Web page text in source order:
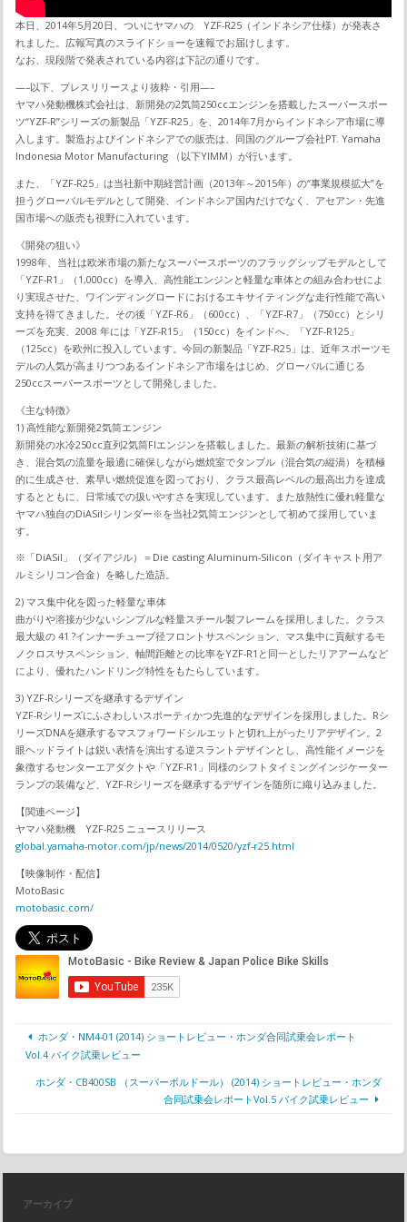
本日、2014年5月20日、ついにヤマハの YZF-R25（インドネシア仕様）が発表さ
れました。広報写真のスライドショーを速報でお届けします。
なお、現段階で発表されている内容は下記の通りです。
—–以下、プレスリリースより抜粋・引用—–
ヤマハ発動機株式会社は、新開発の2気筒250ccエンジンを搭載したスーパースポー
ツ“YZF-R”シリーズの新製品「YZF-R25」を、2014年7月からインドネシア市場に導
入します。製造およびインドネシアでの販売は、同国のグループ会社PT. Yamaha
Indonesia Motor Manufacturing （以下YIMM）が行います。
また、「YZF-R25」は当社新中期経営計画（2013年～2015年）の“事業規模拡大”を
担うグローバルモデルとして開発、インドネシア国内だけでなく、アセアン・先進
国市場への販売も視野に入れています。
《開発の狙い》
1998年、当社は欧米市場の新たなスーパースポーツのフラッグシップモデルとして
「YZF-R1」（1,000cc）を導入、高性能エンジンと軽量な車体との組み合わせによ
り実現させた、ワインディングロードにおけるエキサイティングな走行性能で高い
支持を得てきました。その後「YZF-R6」（600cc）、「YZF-R7」（750cc）とシリ
ーズを充実、2008 年には「YZF-R15」（150cc）をインドへ、「YZF-R125」
（125cc）を欧州に投入しています。今回の新製品「YZF-R25」は、近年スポーツモ
デルの人気が高まりつつあるインドネシア市場をはじめ、グローバルに通じる
250ccスーパースポーツとして開発しました。
《主な特徴》
1) 高性能な新開発2気筒エンジン
新開発の水冷250cc直列2気筒FIエンジンを搭載しました。最新の解析技術に基づ
き、混合気の流量を最適に確保しながら燃焼室でタンブル（混合気の縦渦）を積極
的に生成させ、素早い燃焼促進を図っており、クラス最高レベルの最高出力を達成
するとともに、日常域での扱いやすさを実現しています。また放熱性に優れ軽量な
ヤマハ独自のDiASilシリンダー※を当社2気筒エンジンとして初めて採用していま
す。
※「DiASil」（ダイアジル）＝Die casting Aluminum-Silicon（ダイキャスト用ア
ルミシリコン合金）を略した造語。
2) マス集中化を図った軽量な車体
曲がりや溶接が少ないシンプルな軽量スチール製フレームを採用しました。クラス
最大級の 41 ?インナーチューブ径フロントサスペンション、マス集中に貢献するモ
ノクロスサスペンション、軸間距離との比率をYZF-R1と同一としたリアアームなど
により、優れたハンドリング特性をもたらしています。
3) YZF-Rシリーズを継承するデザイン
YZF-Rシリーズにふさわしいスポーティかつ先進的なデザインを採用しました。Rシ
リーズDNAを継承するマスフォワードシルエットと切れ上がったリアデザイン。2
眼ヘッドライトは鋭い表情を演出する逆スラントデザインとし、高性能イメージを
象徴するセンターエアダクトや「YZF-R1」同様のシフトタイミングインジケーター
ランプの装備など、YZF-Rシリーズを継承するデザインを随所に織り込みました。
【関連ページ】
ヤマハ発動機 YZF-R25 ニュースリリース
global.yamaha-motor.com/jp/news/2014/0520/yzf-r25.html
【映像制作・配信】
MotoBasic
motobasic.com/
ホンダ・NM4-01 (2014) ショートレビュー・ホンダ合同試乗会レポート
Vol.4 バイク試乗レビュー
ホンダ・CB400SB （スーパーボルドール） (2014) ショートレビュー・ホンダ
合同試乗会レポートVol.5 バイク試乗レビュー
アーカイブ